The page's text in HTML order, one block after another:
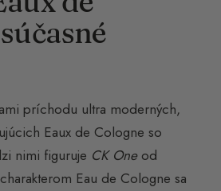
príchodu ultra moderných,
Eaux de Cologne so
nimi figuruje CK Oneod
Eau de Cologne sa